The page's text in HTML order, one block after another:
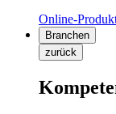
Online-
Branchen
zurück